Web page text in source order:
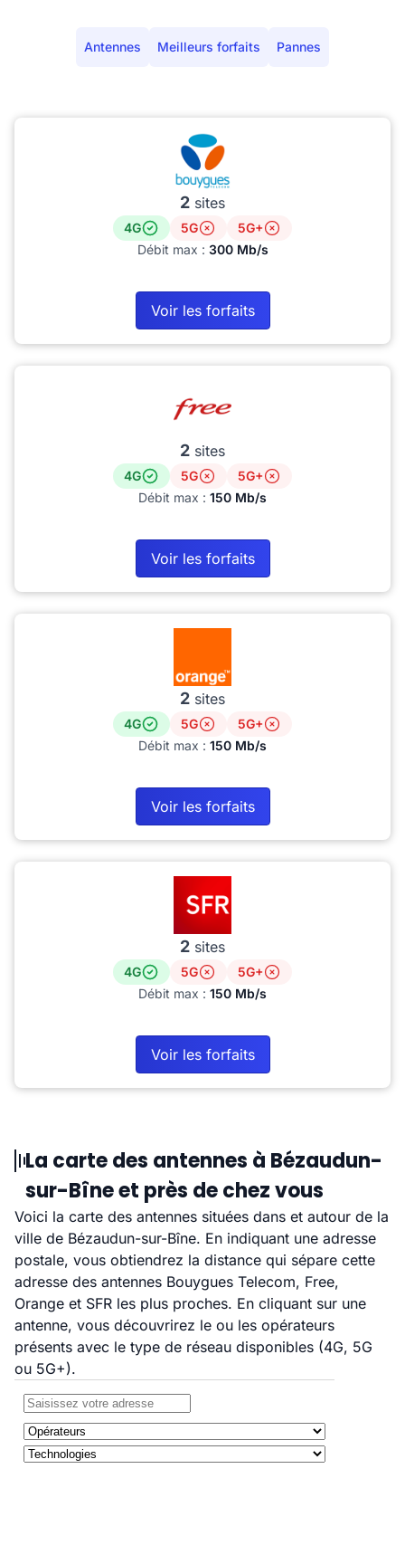
Antennes Meilleurs forfaits Pannes
2 sites
4G 5G
5G+
Débit max : 300 Mb/s
Voir les forfaits
2 sites
4G 5G
5G+
Débit max : 150 Mb/s
Voir les forfaits
2 sites
4G 5G
5G+
Débit max : 150 Mb/s
Voir les forfaits
2 sites
4G 5G
5G+
Débit max : 150 Mb/s
Voir les forfaits
La carte des antennes à Bézaudun-
sur-Bîne et près de chez vous
Voici la carte des antennes situées dans et autour de la
ville de Bézaudun-sur-Bîne. En indiquant une adresse
postale, vous obtiendrez la distance qui sépare cette
adresse des antennes Bouygues Telecom, Free,
Orange et SFR les plus proches. En cliquant sur une
antenne, vous découvrirez le ou les opérateurs
présents avec le type de réseau disponibles (4G, 5G
ou 5G+).